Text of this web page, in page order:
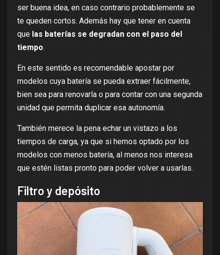
ser buena idea, en caso contrario probablemente se
te queden cortos. Además hay que tener en cuenta
que las baterías se degradan con el paso del
tiempo.
En este sentido es recomendable apostar por
modelos cuya batería se pueda extraer fácilmente,
bien sea para renovarla o para contar con una segunda
unidad que permita duplicar esa autonomía.
También merece la pena echar un vistazo a los
tiempos de carga, ya que si hemos optado por los
modelos con menos batería, al menos nos interesa
que estén listas pronto para poder volver a usarlas.
Filtro y depósito